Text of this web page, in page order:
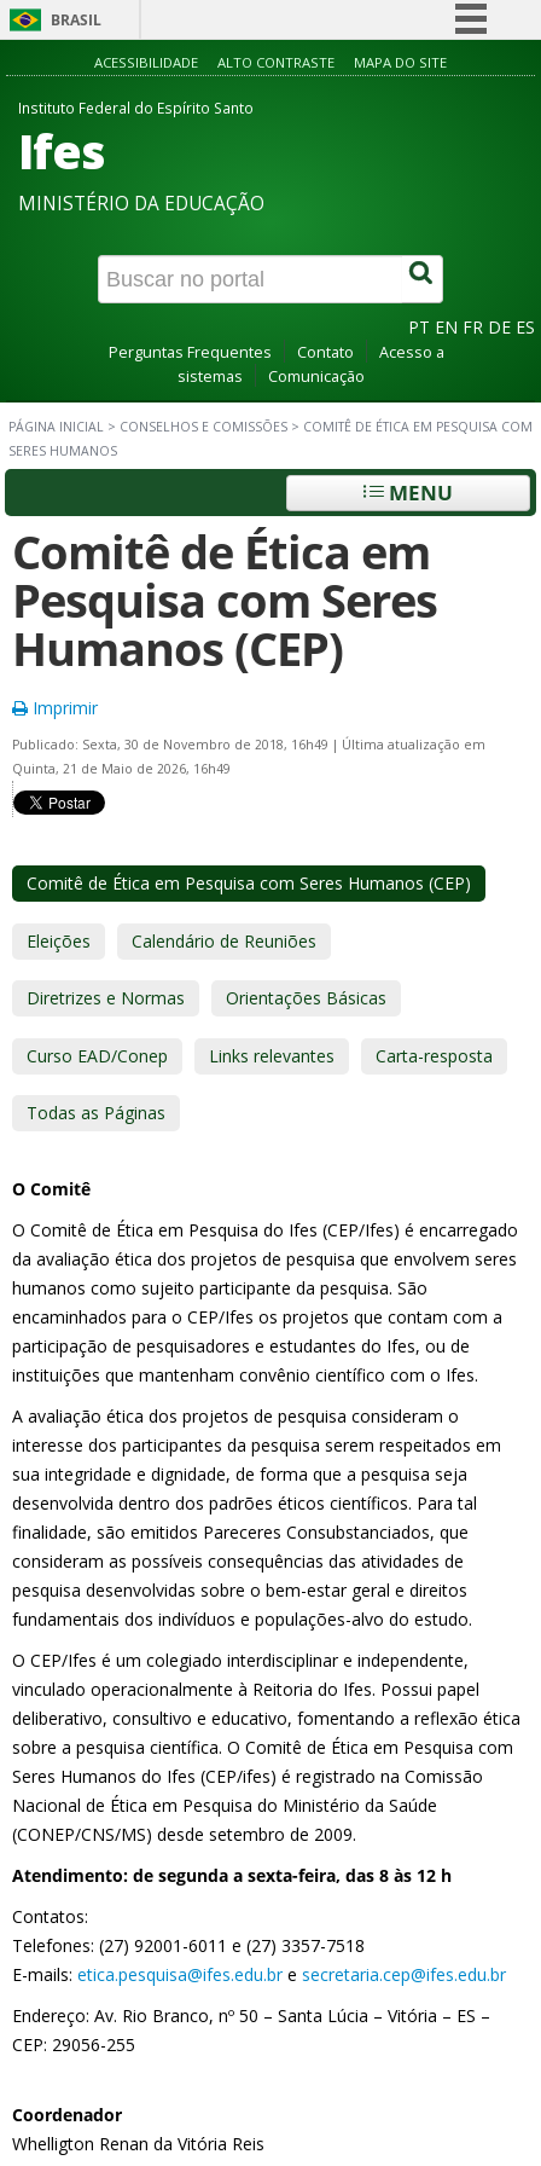
BRASIL
Simplifique!
Canais
ACESSIBILIDADE ALTO CONTRASTE MAPA DO SITE
Instituto Federal do Espírito Santo
Ifes
MINISTÉRIO DA EDUCAÇÃO
PT EN FR DE ES
Perguntas Frequentes Contato
Acesso a
sistemas
Comunicação
PÁGINA INICIAL > CONSELHOS E COMISSÕES > COMITÊ DE ÉTICA EM PESQUISA COM
SERES HUMANOS
MENU
Comitê de Ética em
Pesquisa com Seres
Humanos (CEP)
Imprimir
Publicado: Sexta, 30 de Novembro de 2018, 16h49 | Última atualização em
Quinta, 21 de Maio de 2026, 16h49
Comitê de Ética em Pesquisa com Seres Humanos (CEP)
Eleições Calendário de Reuniões
Diretrizes e Normas Orientações Básicas
Curso EAD/Conep Links relevantes Carta-resposta
Todas as Páginas
O Comitê
O Comitê de Ética em Pesquisa do Ifes (CEP/Ifes) é encarregado
da avaliação ética dos projetos de pesquisa que envolvem seres
humanos como sujeito participante da pesquisa. São
encaminhados para o CEP/Ifes os projetos que contam com a
participação de pesquisadores e estudantes do Ifes, ou de
instituições que mantenham convênio científico com o Ifes.
A avaliação ética dos projetos de pesquisa consideram o
interesse dos participantes da pesquisa serem respeitados em
sua integridade e dignidade, de forma que a pesquisa seja
desenvolvida dentro dos padrões éticos científicos. Para tal
finalidade, são emitidos Pareceres Consubstanciados, que
consideram as possíveis consequências das atividades de
pesquisa desenvolvidas sobre o bem-estar geral e direitos
fundamentais dos indivíduos e populações-alvo do estudo.
O CEP/Ifes é um colegiado interdisciplinar e independente,
vinculado operacionalmente à Reitoria do Ifes. Possui papel
deliberativo, consultivo e educativo, fomentando a reflexão ética
sobre a pesquisa científica. O Comitê de Ética em Pesquisa com
Seres Humanos do Ifes (CEP/ifes) é registrado na Comissão
Nacional de Ética em Pesquisa do Ministério da Saúde
(CONEP/CNS/MS) desde setembro de 2009.
Atendimento: de segunda a sexta-feira, das 8 às 12 h
Contatos:
Telefones: (27) 92001-6011 e (27) 3357-7518
E-mails: etica.pesquisa@ifes.edu.bre secretaria.cep@ifes.edu.br
Endereço: Av. Rio Branco, nº 50 – Santa Lúcia – Vitória – ES –
CEP: 29056-255
Coordenador
Whelligton Renan da Vitória Reis